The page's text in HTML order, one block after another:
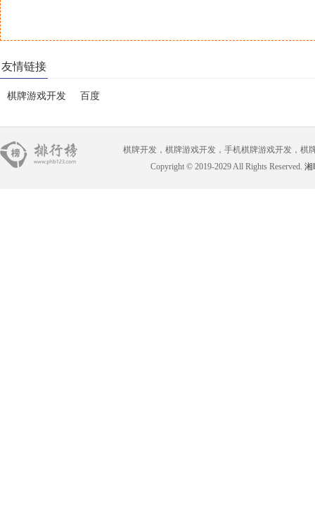
友情链接
棋牌游戏开发 百度
棋牌开发，棋牌游戏开发，手机棋牌游戏开发，棋
Copyright © 2019-2029 All Rights Reserved. 湘